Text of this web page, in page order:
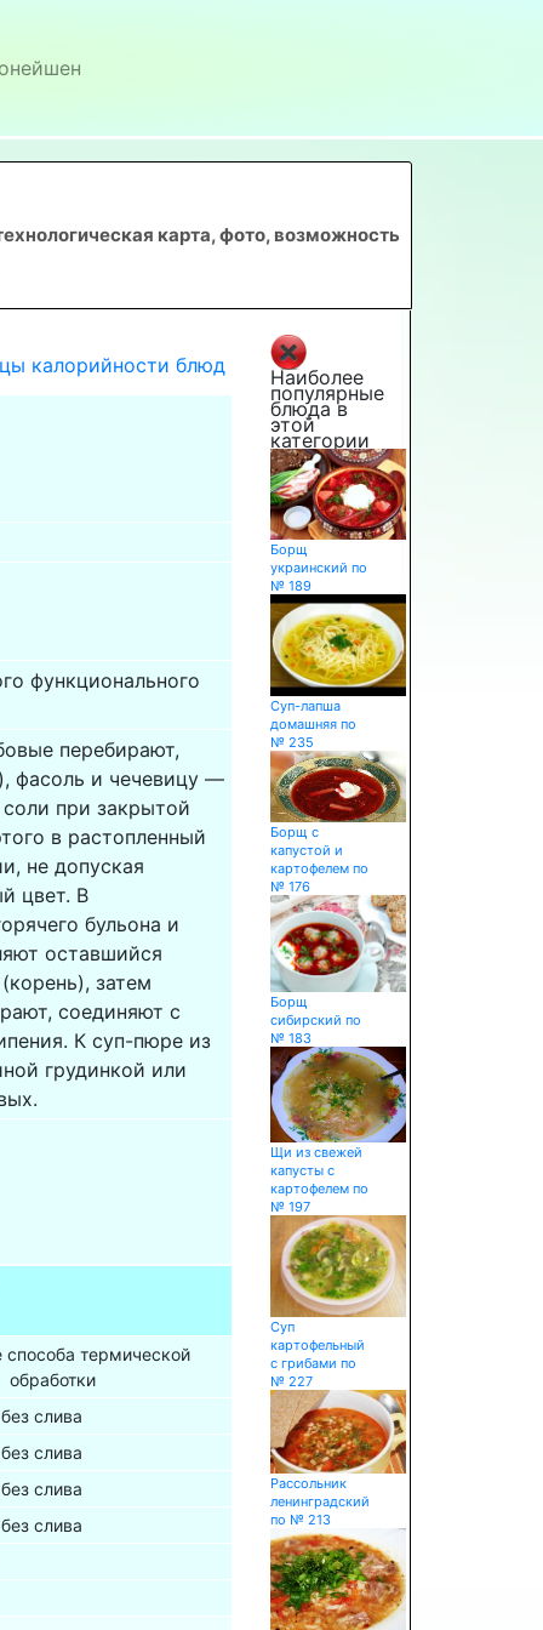
карта, фото, возможность
калорийности блюд
функционального
перебирают,
фасоль и чечевицу —
при закрытой
в растопленный
не допуская
цвет. В
бульона и
оставшийся
затем
соединяют с
К суп-пюре из
грудинкой или
способа термической
обработки
слива
слива
слива
слива
Наиболее
популярные
блюда в
этой
категории
Борщ
украинский по
№ 189
Суп-лапша
домашняя по
№ 235
Борщ с
капустой и
картофелем по
№ 176
Борщ
сибирский по
№ 183
Щи из свежей
капусты с
картофелем по
№ 197
Суп
картофельный
с грибами по
№ 227
Рассольник
ленинградский
по № 213